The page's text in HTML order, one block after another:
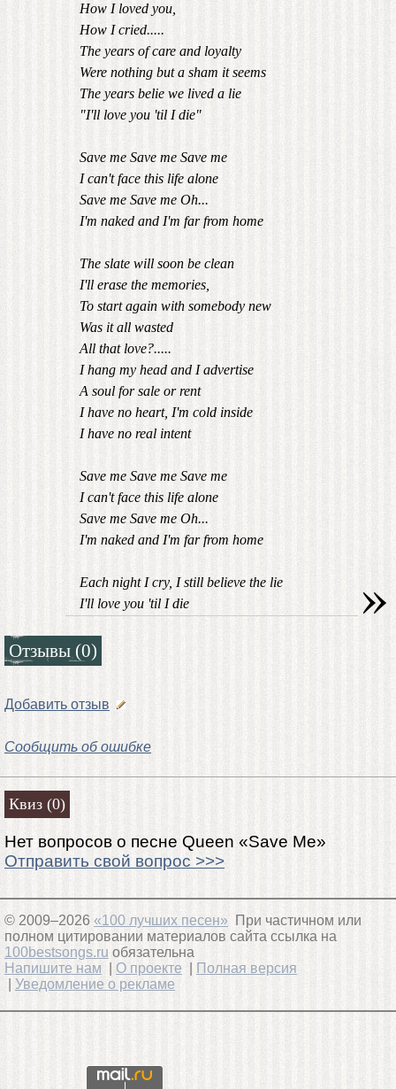
How I loved you,
How I cried.....
The years of care and loyalty
Were nothing but a sham it seems
The years belie we lived a lie
"I'll love you 'til I die"
Save me Save me Save me
I can't face this life alone
Save me Save me Oh...
I'm naked and I'm far from home
The slate will soon be clean
I'll erase the memories,
To start again with somebody new
Was it all wasted
All that love?.....
I hang my head and I advertise
A soul for sale or rent
I have no heart, I'm cold inside
I have no real intent
Save me Save me Save me
I can't face this life alone
Save me Save me Oh...
I'm naked and I'm far from home
Each night I cry, I still believe the lie
I'll love you 'til I die
»
Отзывы (0)
Добавить отзыв
Сообщить об ошибке
Квиз (0)
Нет вопросов о песне Queen «Save Me»
Отправить свой вопрос >>>
© 2009–2026 «100 лучших песен» При частичном или
полном цитировании материалов сайта ссылка на
100bestsongs.ru обязательна
Напишите нам
О проекте
Полная версия
Уведомление о рекламе